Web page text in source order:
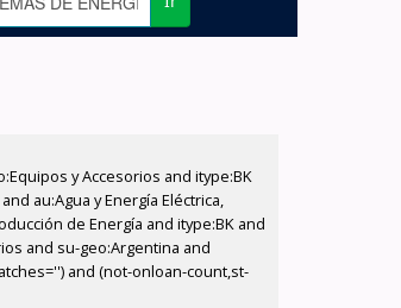
y Accesorios and itype:BK
au:Agua y Energía Eléctrica,
de Energía and itype:BK and
and su-geo:Argentina and
and (not-onloan-count,st-